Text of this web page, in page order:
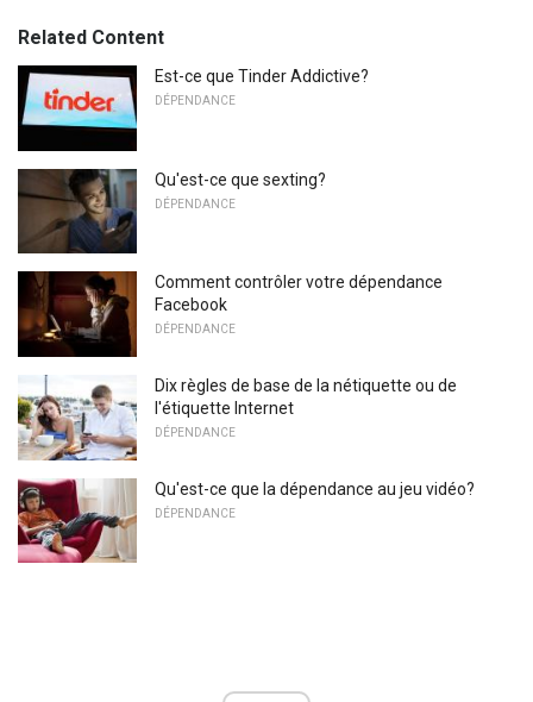
Related Content
Est-ce que Tinder Addictive?
DÉPENDANCE
Qu'est-ce que sexting?
DÉPENDANCE
Comment contrôler votre dépendance
Facebook
DÉPENDANCE
Dix règles de base de la nétiquette ou de
l'étiquette Internet
DÉPENDANCE
Qu'est-ce que la dépendance au jeu vidéo?
DÉPENDANCE